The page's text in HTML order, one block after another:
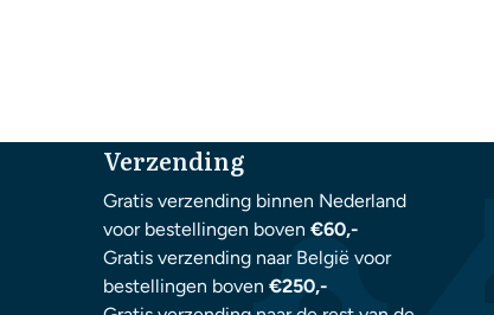
Verzending
Gratis verzending binnen Nederland
voor bestellingen boven€60,-
Gratis verzending naar België voor
bestellingen boven€250,-